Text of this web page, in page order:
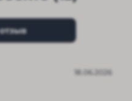
18.06.2026